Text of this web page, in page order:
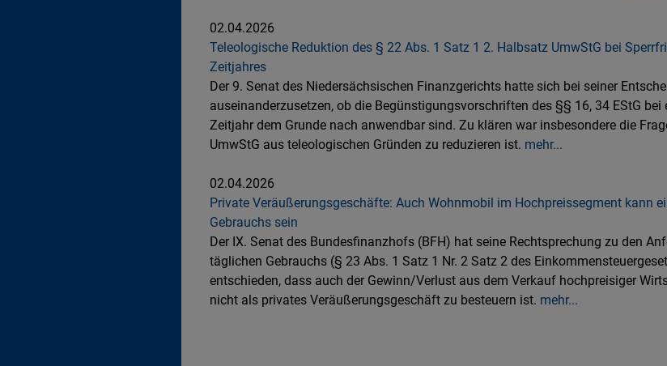
02.04.2026
Teleologische Reduktion des § 22 Abs. 1 Satz 1 2. Halbsatz UmwStG bei
Zeitjahres
Der 9. Senat des Niedersächsischen Finanzgerichts hatte sich bei seiner
auseinanderzusetzen, ob die Begünstigungsvorschriften des §§ 16, 34 EStG
Zeitjahr dem Grunde nach anwendbar sind. Zu klären war insbesondere die
UmwStG aus teleologischen Gründen zu reduzieren ist. mehr...
02.04.2026
Private Veräußerungsgeschäfte: Auch Wohnmobil im Hochpreissegment kann
Gebrauchs sein
Der IX. Senat des Bundesfinanzhofs (BFH) hat seine Rechtsprechung zu den
täglichen Gebrauchs (§ 23 Abs. 1 Satz 1 Nr. 2 Satz 2 des
entschieden, dass auch der Gewinn/Verlust aus dem Verkauf hochpreisiger
nicht als privates Veräußerungsgeschäft zu besteuern ist. mehr...